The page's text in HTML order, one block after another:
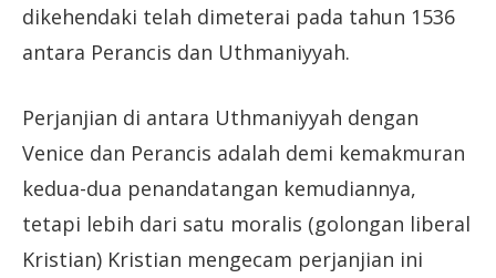
dikehendaki telah dimeterai pada tahun 1536
antara Perancis dan Uthmaniyyah.
Perjanjian di antara Uthmaniyyah dengan
Venice dan Perancis adalah demi kemakmuran
kedua-dua penandatangan kemudiannya,
tetapi lebih dari satu moralis (golongan liberal
Kristian) Kristian mengecam perjanjian ini